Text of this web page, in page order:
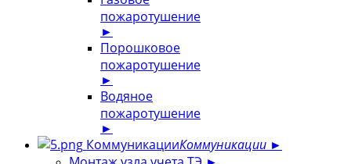
пожаротушение
►
Порошковое
пожаротушение
►
Водяное
пожаротушение
►
КоммуникацииКоммуникации ►